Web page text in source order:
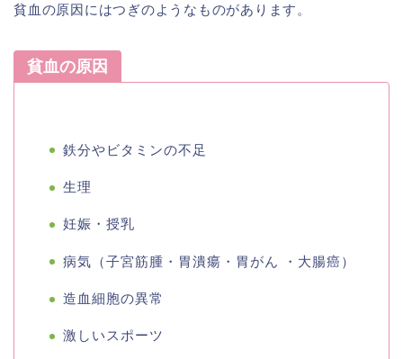
貧血の原因にはつぎのようなものがあります。
貧血の原因
鉄分やビタミンの不足
生理
妊娠・授乳
病気（子宮筋腫・胃潰瘍・胃がん ・大腸癌）
造血細胞の異常
激しいスポーツ